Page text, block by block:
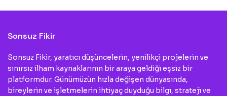
Sonsuz Fikir
Sonsuz Fikir, yaratıcı düşüncelerin, yenilikçi projelerin ve
sınırsız ilham kaynaklarının bir araya geldiği eşsiz bir
platformdur. Günümüzün hızla değişen dünyasında,
bireylerin ve işletmelerin ihtiyaç duyduğu bilgi, strateji ve